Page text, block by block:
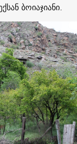
ბოიაჯიანი.